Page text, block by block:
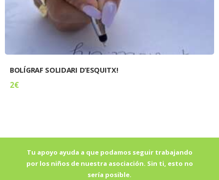
BOLÍGRAF SOLIDARI D’ESQUITX!
2€
Tu apoyo ayuda a que podamos seguir trabajando
por los niños de nuestra asociación. Sin ti, esto no
sería posible.